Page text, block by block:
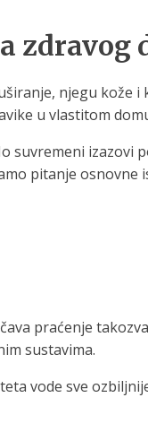
zdravog
njegu kože i
u vlastitom
izazovi
pitanje
praćenje
sustavima.
vode sve